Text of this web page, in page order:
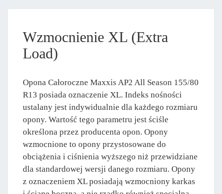
Wzmocnienie XL (Extra
Load)
Opona Całoroczne Maxxis AP2 All Season 155/80
R13 posiada oznaczenie XL. Indeks nośności
ustalany jest indywidualnie dla każdego rozmiaru
opony. Wartość tego parametru jest ściśle
określona przez producenta opon. Opony
wzmocnione to opony przystosowane do
obciążenia i ciśnienia wyższego niż przewidziane
dla standardowej wersji danego rozmiaru. Opony
z oznaczeniem XL posiadają wzmocniony karkas